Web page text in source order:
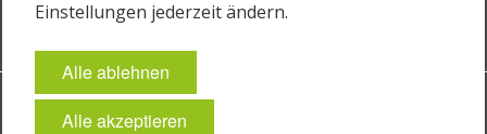
Impressum Datenschutz
Einstellungen jederzeit ändern.
Alle ablehnen
Alle akzeptieren